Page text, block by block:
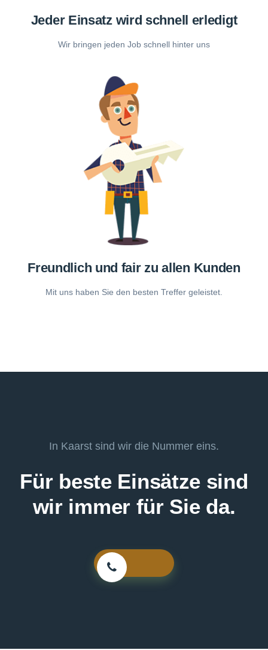
Jeder Einsatz wird schnell erledigt
Wir bringen jeden Job schnell hinter uns
Freundlich und fair zu allen Kunden
Mit uns haben Sie den besten Treffer geleistet.
In Kaarst sind wir die Nummer eins.
Für beste Einsätze sind
wir immer für Sie da.